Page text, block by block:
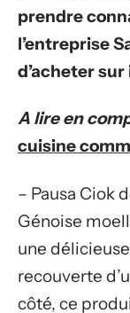
prendre
l’entreprise
d’acheter
A lire en
cuisine
– Pausa Ciok
Génoise
une
recouverte
côté, ce